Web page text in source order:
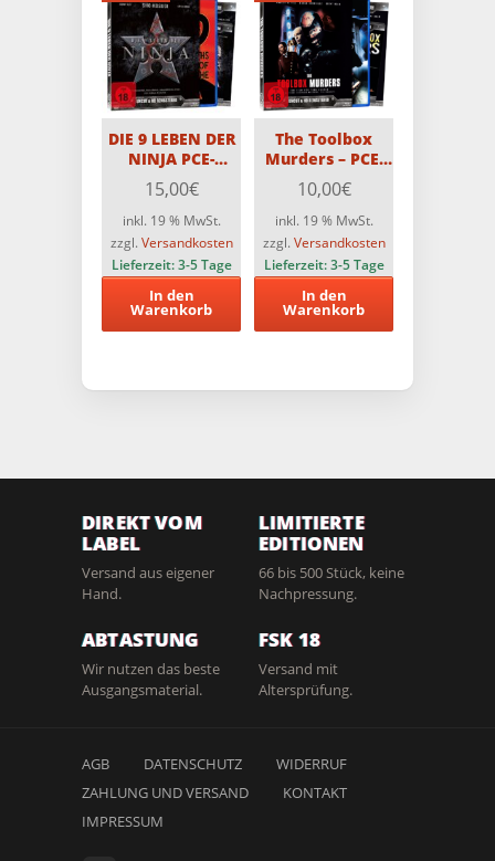
DIE 9 LEBEN DER
NINJA PCE-
Edition (2 Disc-
Edition) Limitiert
auf 1000 St.
15,00€
inkl. 19 % MwSt.
zzgl. Versandkosten
Lieferzeit:3-5 Tage
In den
Warenkorb
The Toolbox
Murders – PCE-
Uncut-Edition –
Limitiert auf 666
Stück (Blu-
ray+DVD)
10,00€
inkl. 19 % MwSt.
zzgl. Versandkosten
Lieferzeit:3-5 Tage
In den
Warenkorb
DIREKT VOM
LABEL
Versand aus eigener
Hand.
LIMITIERTE
EDITIONEN
66 bis 500 Stück, keine
Nachpressung.
ABTASTUNG
Wir nutzen das beste
Ausgangsmaterial.
FSK 18
Versand mit
Altersprüfung.
AGB DATENSCHUTZ
WIDERRUF
ZAHLUNG UND VERSAND
KONTAKT
IMPRESSUM